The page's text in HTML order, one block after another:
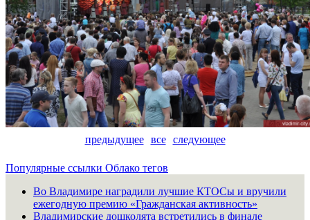
предыдущее все следующее
Популярные ссылки Облако тегов
Во Владимире наградили лучшие КТОСы и вручили
ежегодную премию «Гражданская активность»
Владимирские дошколята встретились в финале